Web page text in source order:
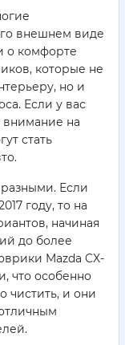
внешнем виде
о комфорте
которые не
но и
Если у вас
внимание на
стать
Если
году, то на
начиная
до более
Mazda CX-
что особенно
чистить, и они